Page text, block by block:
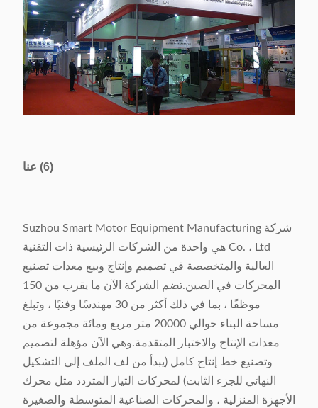
(6) عنا
شركة Suzhou Smart Motor Equipment Manufacturing
Co. ، Ltd هي واحدة من الشركات الرئيسية ذات التقنية
العالية والمتخصصة في تصميم وإنتاج وبيع معدات تصنيع
المحركات في الصين.تضم الشركة الآن ما يقرب من 150
موظفًا ، بما في ذلك أكثر من 30 مهندسًا وفنيًا ، وتبلغ
مساحة البناء حوالي 20000 متر مربع ومائة مجموعة من
معدات الإنتاج والاختبار المتقدمة.وهي الآن مؤهلة لتصميم
وتصنيع خط إنتاج كامل (يبدأ من لف الملف إلى التشكيل
النهائي للجزء الثابت) لمحركات التيار المتردد مثل محرك
الأجهزة المنزلية ، والمحركات الصناعية المتوسطة والصغيرة